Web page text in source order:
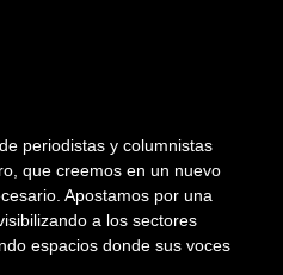
periodistas y columnistas
que creemos en un nuevo
Apostamos por una
a los sectores
espacios donde sus voces